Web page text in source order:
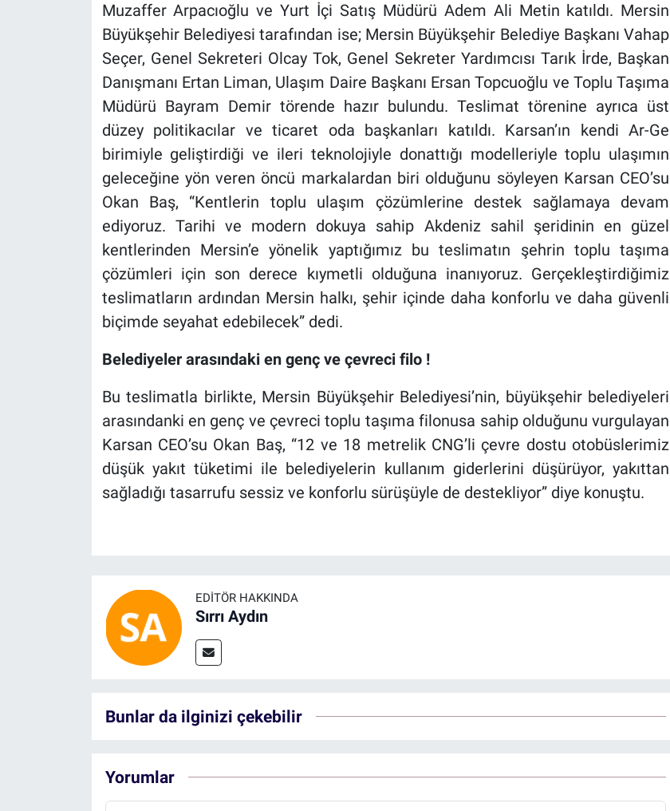
Muzaffer Arpacıoğlu ve Yurt İçi Satış Müdürü Adem Ali Metin katıldı. Mersin
Büyükşehir Belediyesi tarafından ise; Mersin Büyükşehir Belediye Başkanı Vahap
Seçer, Genel Sekreteri Olcay Tok, Genel Sekreter Yardımcısı Tarık İrde, Başkan
Danışmanı Ertan Liman, Ulaşım Daire Başkanı Ersan Topcuoğlu ve Toplu Taşıma
Müdürü Bayram Demir törende hazır bulundu. Teslimat törenine ayrıca üst
düzey politikacılar ve ticaret oda başkanları katıldı. Karsan’ın kendi Ar-Ge
birimiyle geliştirdiği ve ileri teknolojiyle donattığı modelleriyle toplu ulaşımın
geleceğine yön veren öncü markalardan biri olduğunu söyleyen Karsan CEO’su
Okan Baş, “Kentlerin toplu ulaşım çözümlerine destek sağlamaya devam
ediyoruz. Tarihi ve modern dokuya sahip Akdeniz sahil şeridinin en güzel
kentlerinden Mersin’e yönelik yaptığımız bu teslimatın şehrin toplu taşıma
çözümleri için son derece kıymetli olduğuna inanıyoruz. Gerçekleştirdiğimiz
teslimatların ardından Mersin halkı, şehir içinde daha konforlu ve daha güvenli
biçimde seyahat edebilecek” dedi.
Belediyeler arasındaki en genç ve çevreci filo !
Bu teslimatla birlikte, Mersin Büyükşehir Belediyesi’nin, büyükşehir belediyeleri
arasındanki en genç ve çevreci toplu taşıma filonusa sahip olduğunu vurgulayan
Karsan CEO’su Okan Baş, “12 ve 18 metrelik CNG’li çevre dostu otobüslerimiz
düşük yakıt tüketimi ile belediyelerin kullanım giderlerini düşürüyor, yakıttan
sağladığı tasarrufu sessiz ve konforlu sürüşüyle de destekliyor” diye konuştu.
EDITÖR HAKKINDA
Sırrı Aydın
Bunlar da ilginizi çekebilir
Yorumlar